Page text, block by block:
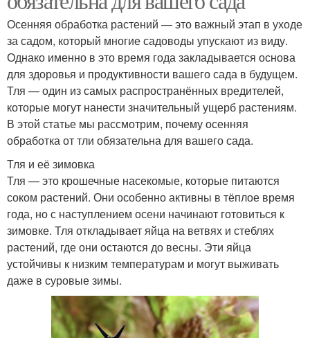
Осенняя обработка растений — это важный этап в уходе
за садом, который многие садоводы упускают из виду.
Однако именно в это время года закладывается основа
для здоровья и продуктивности вашего сада в будущем.
Тля — один из самых распространённых вредителей,
которые могут нанести значительный ущерб растениям.
В этой статье мы рассмотрим, почему осенняя
обработка от тли обязательна для вашего сада.
Тля и её зимовка
Тля — это крошечные насекомые, которые питаются
соком растений. Они особенно активны в тёплое время
года, но с наступлением осени начинают готовиться к
зимовке. Тля откладывает яйца на ветвях и стеблях
растений, где они остаются до весны. Эти яйца
устойчивы к низким температурам и могут выживать
даже в суровые зимы.